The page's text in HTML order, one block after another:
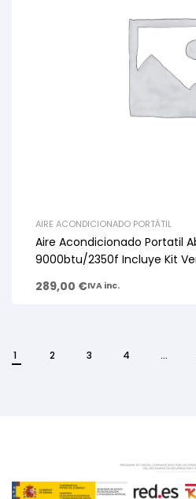
AIRE ACONDICIONADO PORTÁTIL
Aire Acondicionado Portatil Abrila Wind
9000btu/2350f Incluye Kit
289,00 €IVA inc.
1 2 3 4 …